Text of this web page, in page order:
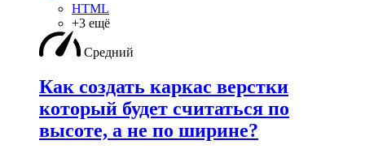
HTML
+3 ещё
Средний
Как создать каркас верстки
который будет считаться по
высоте, а не по ширине?